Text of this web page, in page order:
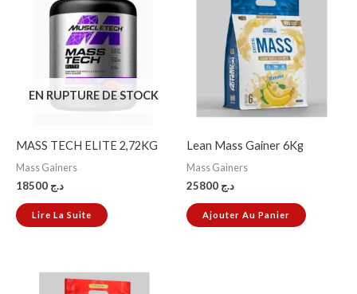
EN RUPTURE DE STOCK
MASS TECH ELITE 2,72KG
Mass Gainers
د.ج
Lire La Suite
Lean Mass Gainer 6Kg
Mass Gainers
د.ج
Ajouter Au Panier